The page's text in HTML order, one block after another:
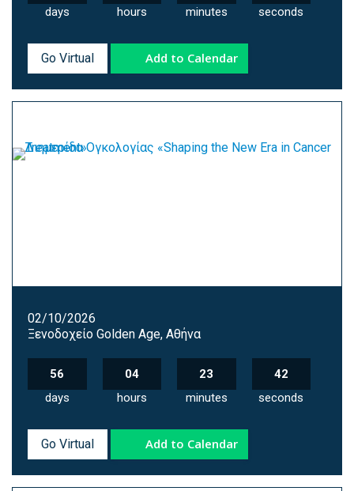
days
hours
minutes
seconds
Go Virtual Add to Calendar
02/10/2026
Ξενοδοχείο Golden Age, Αθήνα
56
days
04
hours
23
minutes
41
seconds
Go Virtual Add to Calendar